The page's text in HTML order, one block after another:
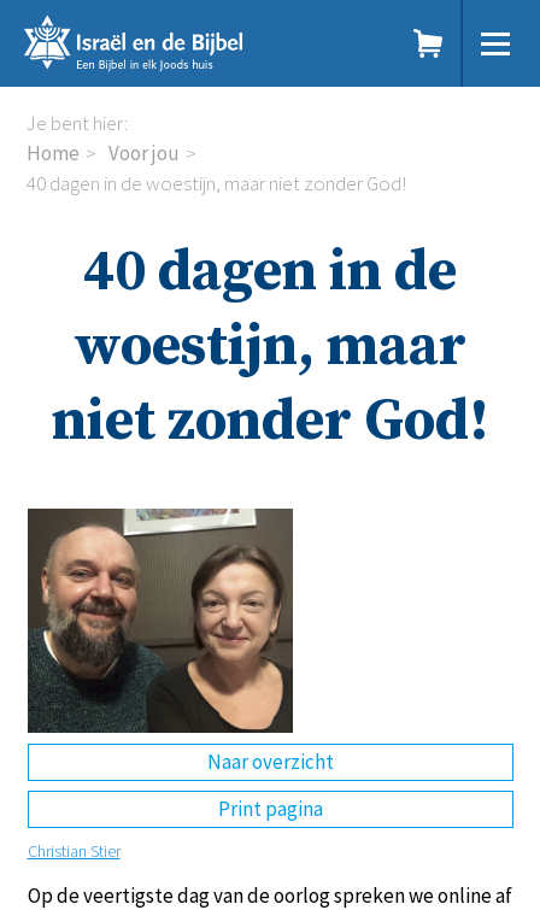
links
naar
de
inhoud
naar
Je bent hier:
Home
Voor jou
40 dagen in de woestijn, maar niet zonder God!
40 dagen in de
woestijn, maar
niet zonder God!
Naar overzicht
Print pagina
Christian Stier
Op de veertigste dag van de oorlog spreken we online af
Doe mee
Podcast
Magazine
Digitale nieuwsbrief
Agenda
Kinderwerk
Jongerenwerk
Het Studiehuis (cursus)
Over ons
DE